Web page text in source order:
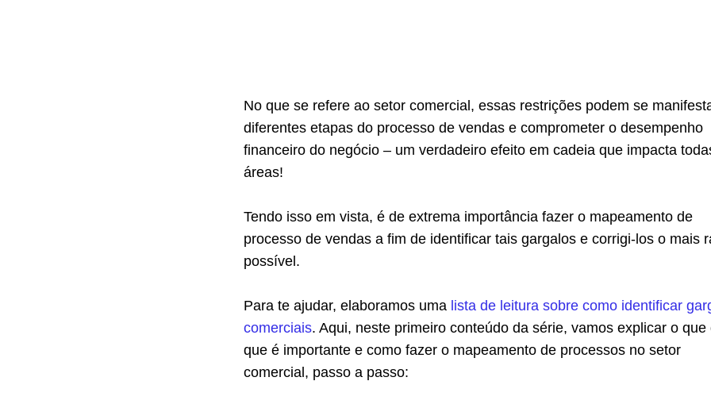
No que se refere ao setor comercial, essas restrições podem se
diferentes etapas do processo de vendas e comprometer o desempenho
financeiro do negócio – um verdadeiro efeito em cadeia que impacta
áreas!
Tendo isso em vista, é de extrema importância fazer o mapeamento de
processo de vendas a fim de identificar tais gargalos e corrigi-los o mais
possível.
Para te ajudar, elaboramos uma lista de leitura sobre como identificar
comerciais. Aqui, neste primeiro conteúdo da série, vamos explicar o que
que é importante e como fazer o mapeamento de processos no setor
comercial, passo a passo: